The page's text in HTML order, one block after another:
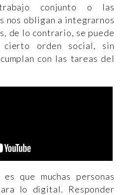
conjunto o las
nos obligan a integrarnos
de lo contrario, se puede
cierto orden social, sin
con las tareas del
que muchas personas
lo digital. Responder